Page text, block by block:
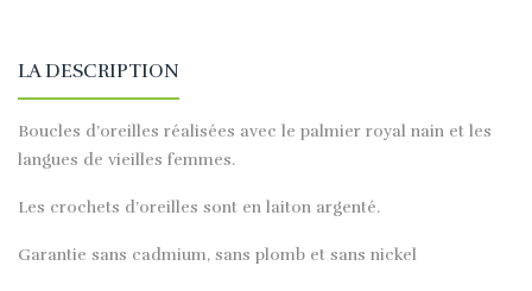
LA DESCRIPTION
Boucles d’oreilles réalisées avec le palmier royal nain et les
langues de vieilles femmes.
Les crochets d’oreilles sont en laiton argenté.
Garantie sans cadmium, sans plomb et sans nickel